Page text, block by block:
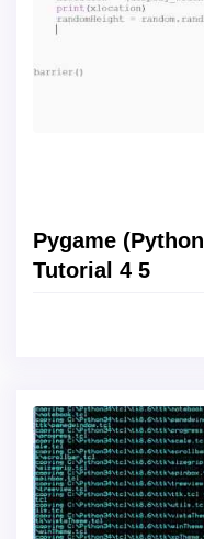
Pygame
Tutorial 4 5